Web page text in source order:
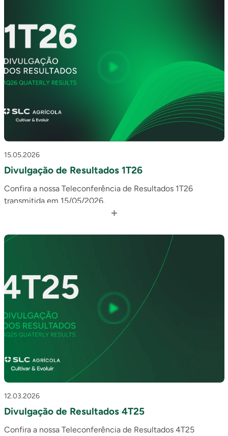
15.05.2026
Divulgação de Resultados 1T26
Confira a nossa Teleconferência de Resultados 1T26
transmitida em 15/05/2026.
para acessar o release de Resultados
+
12.03.2026
Divulgação de Resultados 4T25
Confira a nossa Teleconferência de Resultados 4T25